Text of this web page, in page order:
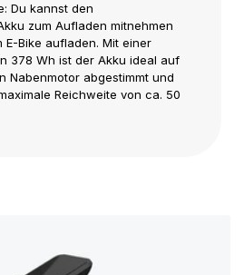
Du kannst den
zum Aufladen mitnehmen
Bike aufladen. Mit einer
378 Wh ist der Akku ideal auf
Nabenmotor abgestimmt und
Reichweite von ca. 50